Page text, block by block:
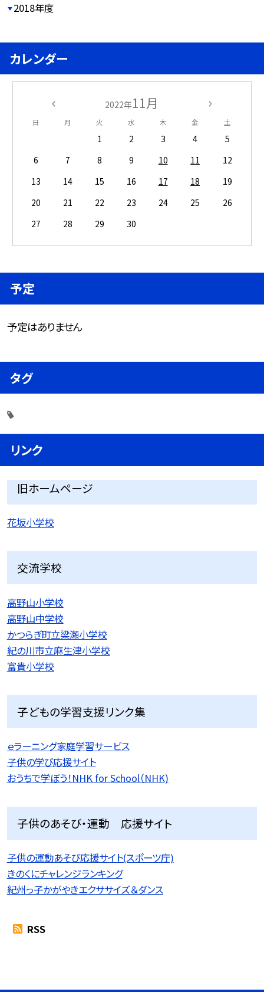
2018年度
カレンダー
2022年11月
日 月 火 水 木 金 土
1 2 3 4
5
6
7 8 9 10 11
12
13
14 15 16 17 18
19
20
21 22 23 24 25
26
27
28 29 30
予定
予定はありません
タグ
リンク
旧ホームページ
花坂小学校
交流学校
高野山小学校
高野山中学校
かつらぎ町立梁瀬小学校
紀の川市立麻生津小学校
富貴小学校
子どもの学習支援リンク集
ｅラーニング家庭学習サービス
子供の学び応援サイト
おうちで学ぼう！NHK for School（NHK)
子供のあそび・運動 応援サイト
子供の運動あそび応援サイト(スポーツ庁)
きのくにチャレンジランキング
紀州っ子かがやきエクササイズ＆ダンス
RSS